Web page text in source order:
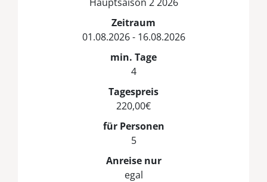
Zeitraum
01.08.2026 - 16.08.2026
min. Tage
4
Tagespreis
220,00€
für Personen
5
Anreise nur
egal